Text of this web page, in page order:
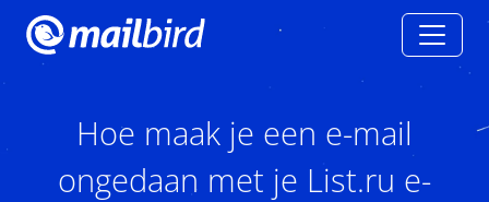
Hoe maak je een e-mail
ongedaan met je List.ru e-